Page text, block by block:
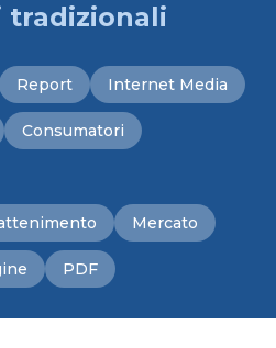
Report Internet Media
Consumatori
Mercato
PDF